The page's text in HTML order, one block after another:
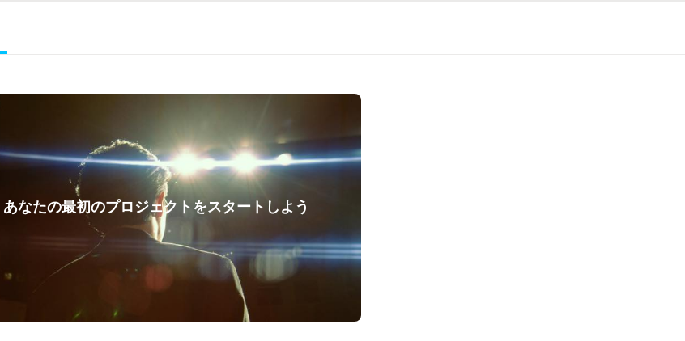
あなたの最初のプロジェクトをスタートしよう